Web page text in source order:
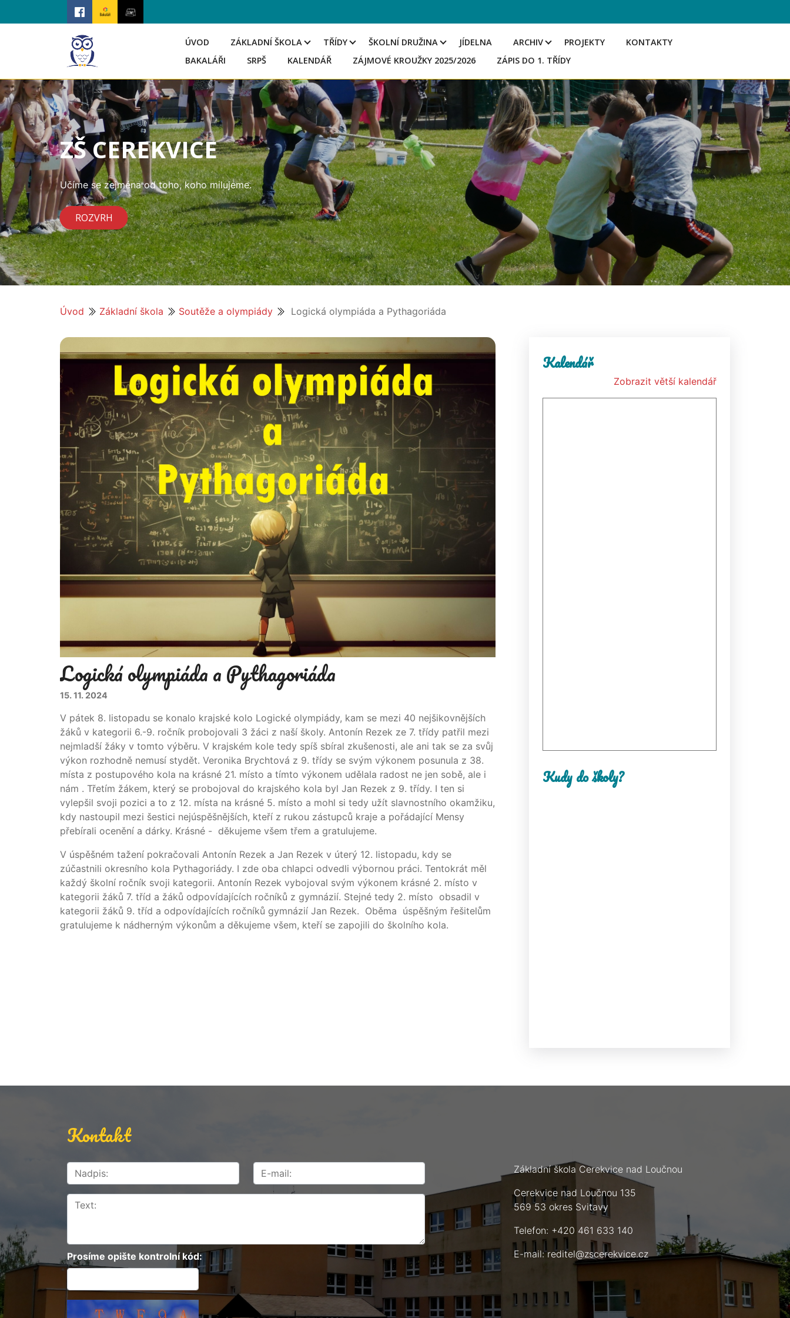
ÚVOD ZÁKLADNÍ ŠKOLA TŘÍDY ŠKOLNÍ DRUŽINA JÍDELNA ARCHIV PROJEKTY
KONTAKTY
BAKALÁŘI
SRPŠ KALENDÁŘ ZÁJMOVÉ KROUŽKY 2025/2026 ZÁPIS DO 1. TŘÍDY
ZŠ CEREKVICE
Učíme se zejména od toho, koho milujeme.
ROZVRH
Úvod Základní škola Soutěže a olympiády Logická olympiáda a Pythagoriáda
Logická olympiáda a Pythagoriáda
15. 11. 2024
V pátek 8. listopadu se konalo krajské kolo Logické olympiády, kam se mezi 40 nejšikovnějších
žáků v kategorii 6.-9. ročník probojovali 3 žáci z naší školy. Antonín Rezek ze 7. třídy patřil mezi
nejmladší žáky v tomto výběru. V krajském kole tedy spíš sbíral zkušenosti, ale ani tak se za svůj
výkon rozhodně nemusí stydět. Veronika Brychtová z 9. třídy se svým výkonem posunula z 38.
místa z postupového kola na krásné 21. místo a tímto výkonem udělala radost ne jen sobě, ale i
nám . Třetím žákem, který se probojoval do krajského kola byl Jan Rezek z 9. třídy. I ten si
vylepšil svoji pozici a to z 12. místa na krásné 5. místo a mohl si tedy užít slavnostního okamžiku,
kdy nastoupil mezi šestici nejúspěšnějších, kteří z rukou zástupců kraje a pořádající Mensy
přebírali ocenění a dárky. Krásné - děkujeme všem třem a gratulujeme.
V úspěšném tažení pokračovali Antonín Rezek a Jan Rezek v úterý 12. listopadu, kdy se
zúčastnili okresního kola Pythagoriády. I zde oba chlapci odvedli výbornou práci. Tentokrát měl
každý školní ročník svoji kategorii. Antonín Rezek vybojoval svým výkonem krásné 2. místo v
kategorii žáků 7. tříd a žáků odpovídajících ročníků z gymnázií. Stejné tedy 2. místo obsadil v
kategorii žáků 9. tříd a odpovídajících ročníků gymnázií Jan Rezek. Oběma úspěšným řešitelům
gratulujeme k nádherným výkonům a děkujeme všem, kteří se zapojili do školního kola.
Kalendář
Zobrazit větší kalendář
Kudy do školy?
Kontakt
Prosíme opište kontrolní kód:
Základní škola Cerekvice nad Loučnou
Cerekvice nad Loučnou 135
569 53 okres Svitavy
Telefon: +420 461 633 140
E-mail:reditel@zscerekvice.cz